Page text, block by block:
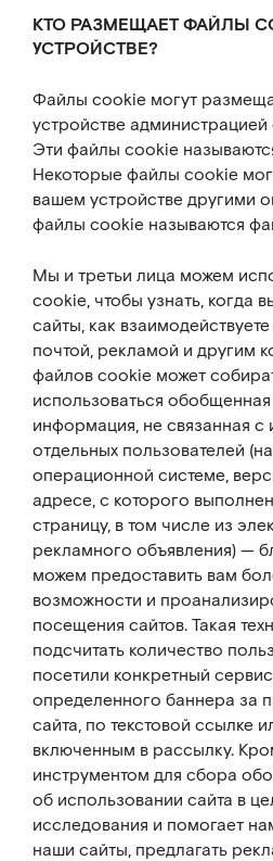
КТО РАЗМЕЩАЕТ ФАЙЛЫ
УСТРОЙСТВЕ?
Файлы cookie могут
устройстве
Эти файлы cookie
Некоторые файлы cookie
вашем устройстве другими
файлы cookie называются
Мы и третьи лица можем
cookie, чтобы узнать, когда
сайты, как
почтой, рекламой и другим
файлов cookie может
использоваться обобщенная
информация, не связанная с
отдельных пользователей
операционной системе,
адресе, с которого
страницу, в том числе из
рекламного объявления) —
можем предоставить вам
возможности и
посещения сайтов. Такая
подсчитать количество
посетили конкретный
определенного баннера за
сайта, по текстовой ссылке
включенным в рассылку.
инструментом для сбора
об использовании сайта в
исследования и помогает
наши сайты, предлагать